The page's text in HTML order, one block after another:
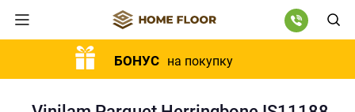
БОНУС на покупку